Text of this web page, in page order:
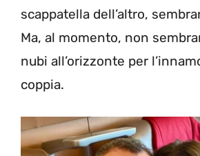
scappatella dell’altro,
Ma, al momento, non
nubi all’orizzonte per
coppia.